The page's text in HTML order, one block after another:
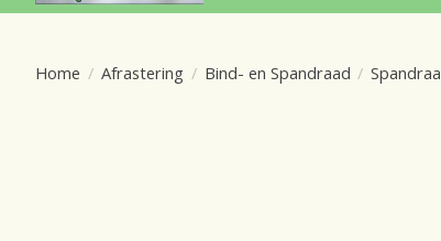
Home / Afrastering / Bind- en Spandraad /